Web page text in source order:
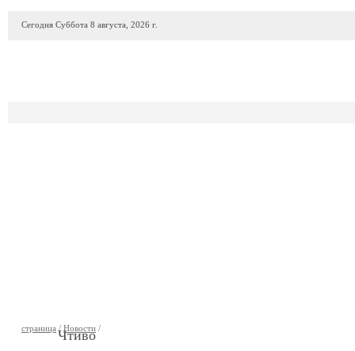
Сегодня Суббота 8 августа, 2026 г.
страница / Новости /
Чтиво